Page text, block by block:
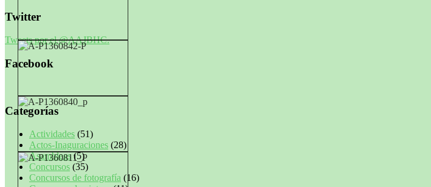
Twitter
Tweets por el @AAJBHC.
Facebook
Categorías
Actividades (51)
Actos-Inaguraciones (28)
Asambleas(5)
Concursos (35)
Concursos de fotografía (16)